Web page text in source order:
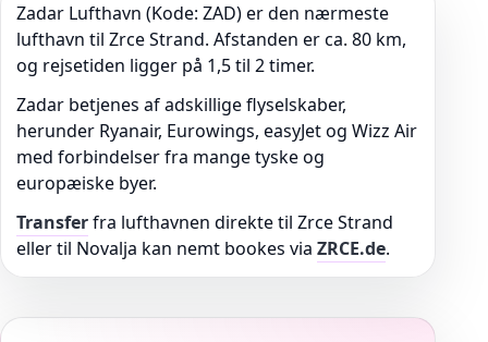
Zadar Lufthavn (Kode: ZAD) er den nærmeste
lufthavn til Zrce Strand. Afstanden er ca. 80 km,
og rejsetiden ligger på 1,5 til 2 timer.
Zadar betjenes af adskillige flyselskaber,
herunder Ryanair, Eurowings, easyJet og Wizz Air
med forbindelser fra mange tyske og
europæiske byer.
Transferfra lufthavnen direkte til Zrce Strand
eller til Novalja kan nemt bookes via ZRCE.de.